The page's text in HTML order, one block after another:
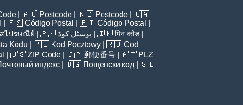
| 🇦🇺 Postcode | 🇳🇿 Postcode | 🇨🇦
| 🇪🇸 Código Postal | 🇵🇹 Código Postal
ไปรษณีย์ | 🇵🇰 پوسٹل کوڈ | 🇮🇳पिन कोड
Kodu | 🇵🇱 Kod Pocztowy | 🇷🇴 Cod
| 🇺🇸 ZIP Code | 🇯🇵 郵便番号 | 🇦🇹 PLZ
индекс | 🇧🇬 Пощенски код | 🇸🇪